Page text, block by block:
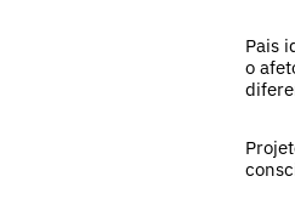
Pais
o